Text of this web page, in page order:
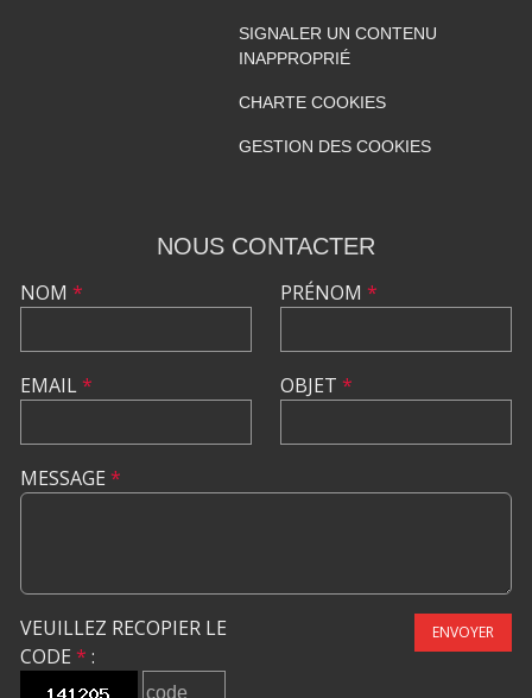
SIGNALER UN CONTENU
INAPPROPRIÉ
CHARTE COOKIES
GESTION DES COOKIES
NOUS CONTACTER
NOM *
EMAIL*
PRÉNOM *
OBJET *
MESSAGE *
VEUILLEZ RECOPIER LE
CODE * :
ENVOYER